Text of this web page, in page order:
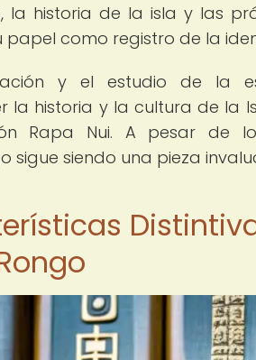
la historia de la isla y las
papel como registro de la
y el estudio de la
la historia y la cultura de la
Rapa Nui. A pesar de
sigue siendo una pieza